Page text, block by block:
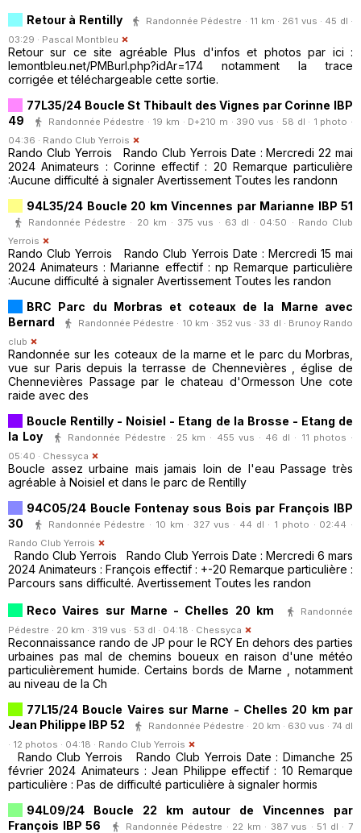
Retour à Rentilly
Randonnée Pédestre · 11 km · 261 vus · 45 dl ·
03:29 · Pascal Montbleu
Retour sur ce site agréable Plus d'infos et photos par ici :
lemontbleu.net/PMBurl.php?idAr=174 notamment la trace
corrigée et téléchargeable cette sortie.
77L35/24 Boucle St Thibault des Vignes par Corinne IBP
49
Randonnée Pédestre · 19 km · D+210 m · 390 vus · 58 dl · 1 photo ·
04:36 · Rando Club Yerrois
Rando Club Yerrois Rando Club Yerrois Date : Mercredi 22 mai
2024 Animateurs : Corinne effectif : 20 Remarque particulière
:Aucune difficulté à signaler Avertissement Toutes les randonn
94L35/24 Boucle 20 km Vincennes par Marianne IBP 51
Randonnée Pédestre · 20 km · 375 vus · 63 dl · 04:50 · Rando Club
Yerrois
Rando Club Yerrois Rando Club Yerrois Date : Mercredi 15 mai
2024 Animateurs : Marianne effectif : np Remarque particulière
:Aucune difficulté à signaler Avertissement Toutes les randon
BRC Parc du Morbras et coteaux de la Marne avec
Bernard
Randonnée Pédestre · 10 km · 352 vus · 33 dl · Brunoy Rando
club
Randonnée sur les coteaux de la marne et le parc du Morbras,
vue sur Paris depuis la terrasse de Chennevières , église de
Chennevières Passage par le chateau d'Ormesson Une cote
raide avec des
Boucle Rentilly - Noisiel - Etang de la Brosse - Etang de
la Loy
Randonnée Pédestre · 25 km · 455 vus · 46 dl · 11 photos ·
05:40 · Chessyca
Boucle assez urbaine mais jamais loin de l'eau Passage très
agréable à Noisiel et dans le parc de Rentilly
94C05/24 Boucle Fontenay sous Bois par François IBP
30
Randonnée Pédestre · 10 km · 327 vus · 44 dl · 1 photo · 02:44 ·
Rando Club Yerrois
Rando Club Yerrois Rando Club Yerrois Date : Mercredi 6 mars
2024 Animateurs : François effectif : +-20 Remarque particulière :
Parcours sans difficulté. Avertissement Toutes les randon
Reco Vaires sur Marne - Chelles 20 km
Randonnée
Pédestre · 20 km · 319 vus · 53 dl · 04:18 · Chessyca
Reconnaissance rando de JP pour le RCY En dehors des parties
urbaines pas mal de chemins boueux en raison d'une météo
particulièrement humide. Certains bords de Marne , notamment
au niveau de la Ch
77L15/24 Boucle Vaires sur Marne - Chelles 20 km par
Jean Philippe IBP 52
Randonnée Pédestre · 20 km · 630 vus · 74 dl
· 12 photos · 04:18 · Rando Club Yerrois
Rando Club Yerrois Rando Club Yerrois Date : Dimanche 25
février 2024 Animateurs : Jean Philippe effectif : 10 Remarque
particulière : Pas de difficulté particulière à signaler hormis
94L09/24 Boucle 22 km autour de Vincennes par
François IBP 56
Randonnée Pédestre · 22 km · 387 vus · 51 dl · 7